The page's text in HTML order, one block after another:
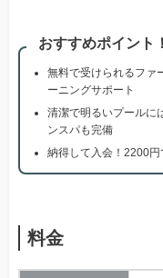
おすすめポイント！
無料で受けられるファ
ーニングサポート
清潔で明るいプールに
ンスパも完備
納得して入会！2200円
料金